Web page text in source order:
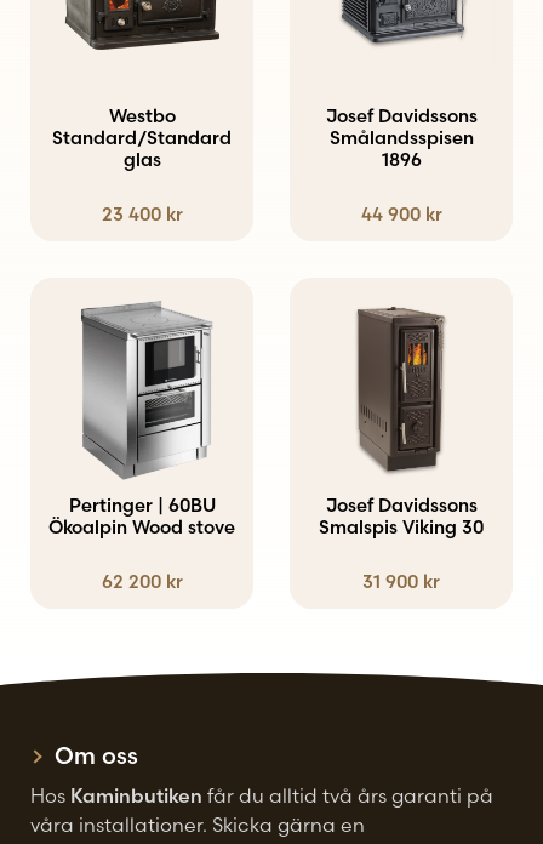
Westbo
Standard/Standard
glas
23 400 kr
har
varianter.
De
alternativen
produktsidan
Josef Davidssons
Smålandsspisen
1896
44 900 kr
har
varianter.
De
alternativen
produktsidan
Pertinger | 60BU
Ökoalpin Wood stove
62 200 kr
Josef Davidssons
Smalspis Viking 30
31 900 kr
produkten
varianter.
De
väljas
Om oss
Hos Kaminbutiken får du alltid två års garanti på
våra installationer. Skicka gärna en